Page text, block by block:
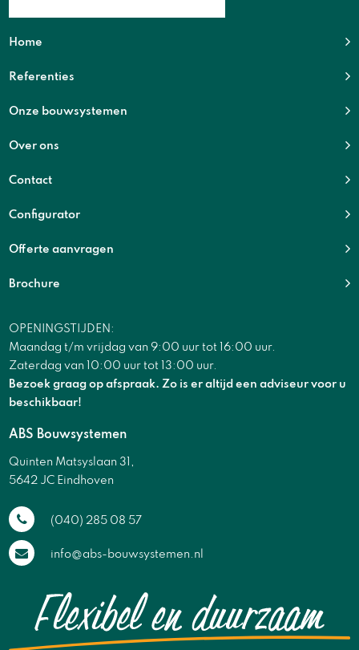
Home
Referenties
Onze bouwsystemen
Over ons
Contact
Configurator
Offerte aanvragen
Brochure
OPENINGSTIJDEN:
Maandag t/m vrijdag van 9:00 uur tot 16:00 uur.
Zaterdag van 10:00 uur tot 13:00 uur.
Bezoek graag op afspraak. Zo is er altijd een adviseur voor u
beschikbaar!
ABS Bouwsystemen
Quinten Matsyslaan 31,
5642 JC Eindhoven
(040) 285 08 57
info@abs-bouwsystemen.nl